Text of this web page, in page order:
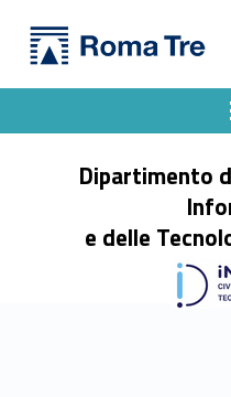
MAURIZIO RICCI - Dipartimento di Ingegneria Civile, Informatica e delle Tecnologie Aeronautiche
Dipartimento
e delle
Header info sidebar